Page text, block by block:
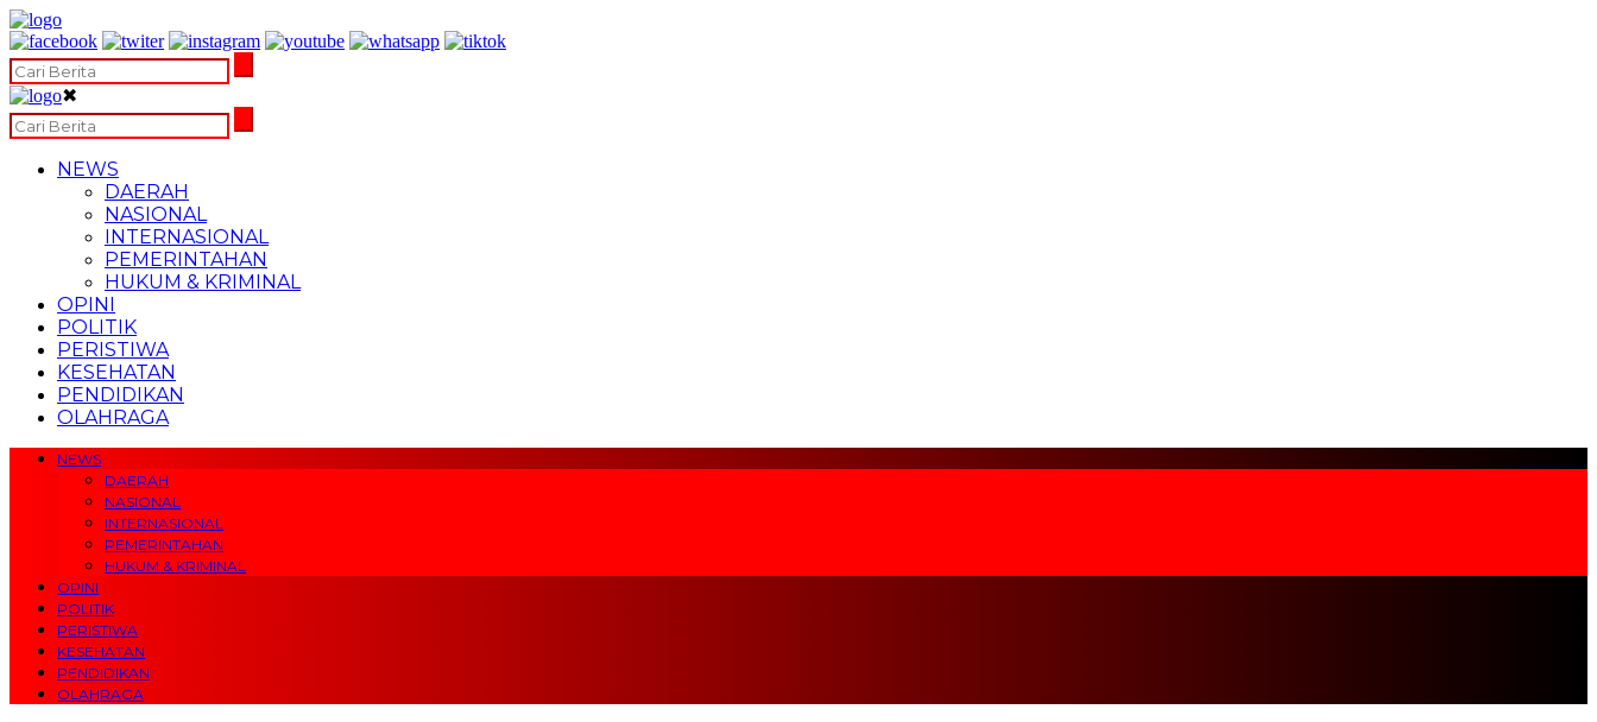
✖
NEWS
DAERAH
NASIONAL
INTERNASIONAL
PEMERINTAHAN
HUKUM & KRIMINAL
OPINI
POLITIK
PERISTIWA
KESEHATAN
PENDIDIKAN
OLAHRAGA
NEWS
DAERAH
NASIONAL
INTERNASIONAL
PEMERINTAHAN
HUKUM & KRIMINAL
OPINI
POLITIK
PERISTIWA
KESEHATAN
PENDIDIKAN
OLAHRAGA